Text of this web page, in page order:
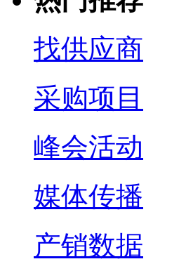
找供应商
采购项目
峰会活动
媒体传播
产销数据